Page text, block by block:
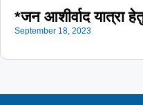
*जन आशीर्वाद यात्रा
September 18, 2023